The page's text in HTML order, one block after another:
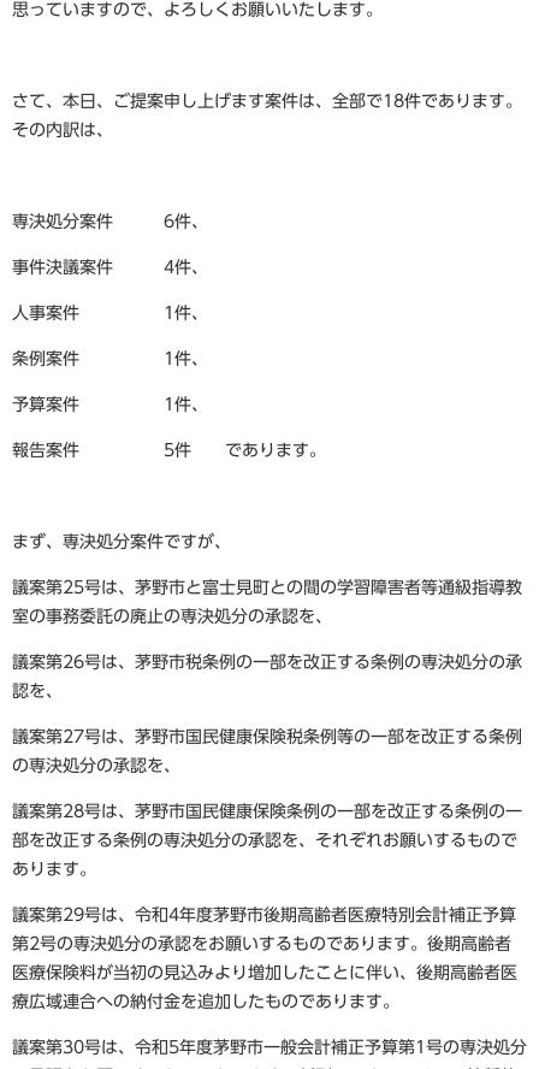
思っていますので、よろしくお願いいたします。
さて、本日、ご提案申し上げます案件は、全部で18件であります。
その内訳は、
専決処分案件 6件、
事件決議案件 4件、
人事案件 1件、
条例案件 1件、
予算案件 1件、
報告案件 5件 であります。
まず、専決処分案件ですが、
議案第25号は、茅野市と富士見町との間の学習障害者等通級指導教
室の事務委託の廃止の専決処分の承認を、
議案第26号は、茅野市税条例の一部を改正する条例の専決処分の承
認を、
議案第27号は、茅野市国民健康保険税条例等の一部を改正する条例
の専決処分の承認を、
議案第28号は、茅野市国民健康保険条例の一部を改正する条例の一
部を改正する条例の専決処分の承認を、それぞれお願いするもので
あります。
議案第29号は、令和4年度茅野市後期高齢者医療特別会計補正予算
第2号の専決処分の承認をお願いするものであります。後期高齢者
医療保険料が当初の見込みより増加したことに伴い、後期高齢者医
療広域連合への納付金を追加したものであります。
議案第30号は、令和5年度茅野市一般会計補正予算第1号の専決処分